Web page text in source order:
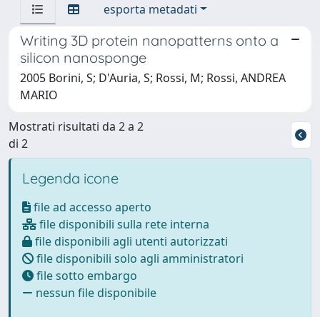
esporta metadati
Writing 3D protein nanopatterns onto a
silicon nanosponge
2005 Borini, S; D'Auria, S; Rossi, M; Rossi, ANDREA
MARIO
Mostrati risultati da 2 a 2
di 2
Legenda icone
file ad accesso aperto
file disponibili sulla rete interna
file disponibili agli utenti autorizzati
file disponibili solo agli amministratori
file sotto embargo
nessun file disponibile